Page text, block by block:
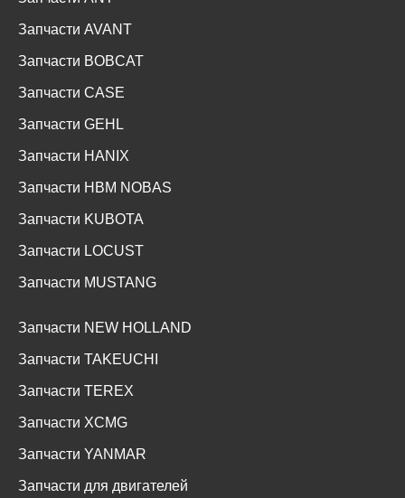
Запчасти AVANT
Запчасти BOBCAT
Запчасти CASE
Запчасти GEHL
Запчасти HANIX
Запчасти HBM NOBAS
Запчасти KUBOTA
Запчасти LOCUST
Запчасти MUSTANG
Запчасти NEW HOLLAND
Запчасти TAKEUCHI
Запчасти TEREX
Запчасти XCMG
Запчасти YANMAR
Запчасти для двигателей